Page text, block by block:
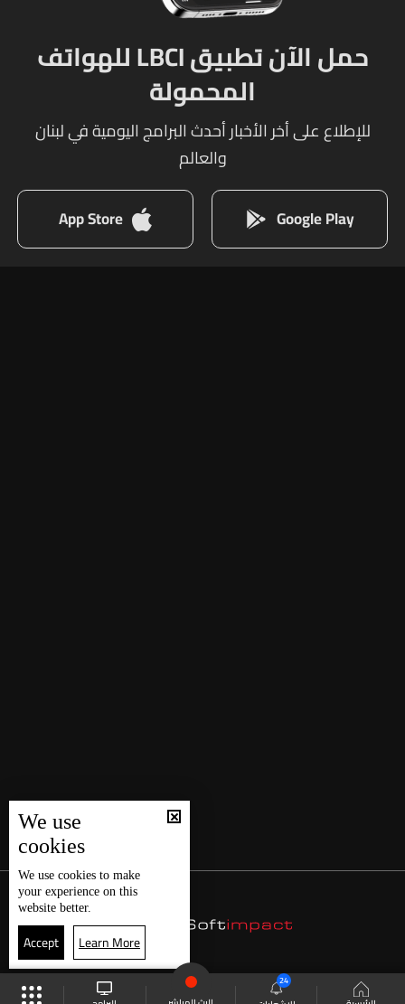
24
حمل الآن تطبيق LBCI للهواتف
المحمولة
للإطلاع على أخر الأخبار أحدث البرامج اليومية في لبنان
والعالم
Google Play
App Store
We use
cookies
We use cookies to make
your experience on this
website better.
Accept Learn More